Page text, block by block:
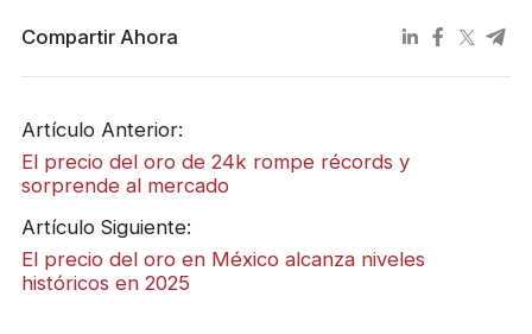
Compartir Ahora
Artículo Anterior:
El precio del oro de 24k rompe récords y
sorprende al mercado
Artículo Siguiente:
El precio del oro en México alcanza niveles
históricos en 2025